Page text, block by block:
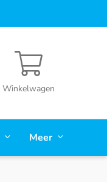
Winkelwagen
Meer